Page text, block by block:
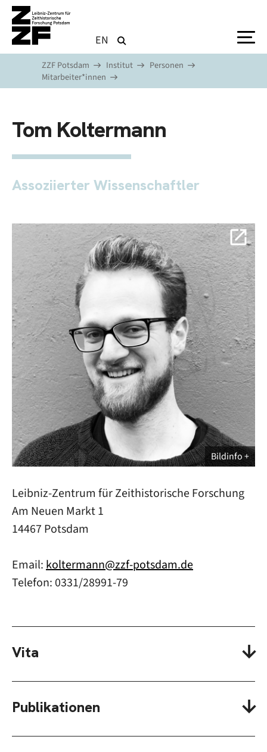
Direkt zum Inhalt
EN
ZZF Potsdam Institut
Personen
Mitarbeiter*innen
Tom Koltermann
Assoziierter Wissenschaftler
Bildinfo
Leibniz-Zentrum für Zeithistorische Forschung
Am Neuen Markt 1
14467 Potsdam
Email: koltermann@zzf-potsdam.de
Telefon: 0331/28991-79
Vita
Publikationen